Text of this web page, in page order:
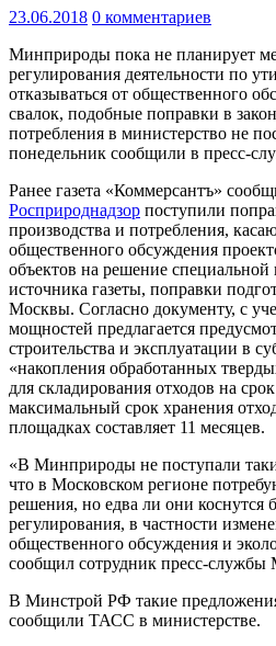
23.06.2018 0 комментариев
Минприроды пока не планирует
регулирования деятельности по
отказываться от общественного
свалок, подобные поправки в
потребления в министерство не
понедельник сообщили в пресс-
Ранее газета «Коммерсантъ»
Росприроднадзор поступили
производства и потребления,
общественного обсуждения
объектов на решение
источника газеты, поправки
Москвы. Согласно документу, с
мощностей предлагается
строительства и эксплуатации в
«накопления обработанных
для складирования отходов на
максимальный срок хранения
площадках составляет 11 месяцев.
«В Минприроды не поступали
что в Московском регионе
решения, но едва ли они коснутся
регулирования, в частности
общественного обсуждения и
сообщил сотрудник пресс-
В Минстрой РФ такие
сообщили ТАСС в министерстве.